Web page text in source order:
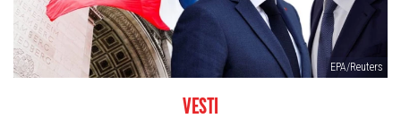
EPA/Reuters
VESTI